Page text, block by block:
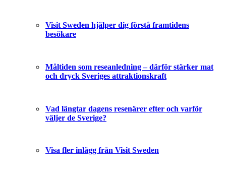
Visit Sweden hjälper dig förstå framtidens
besökare
Måltiden som reseanledning – därför stärker mat
och dryck Sveriges attraktionskraft
Vad längtar dagens resenärer efter och varför
väljer de Sverige?
Visa fler inlägg från Visit Sweden